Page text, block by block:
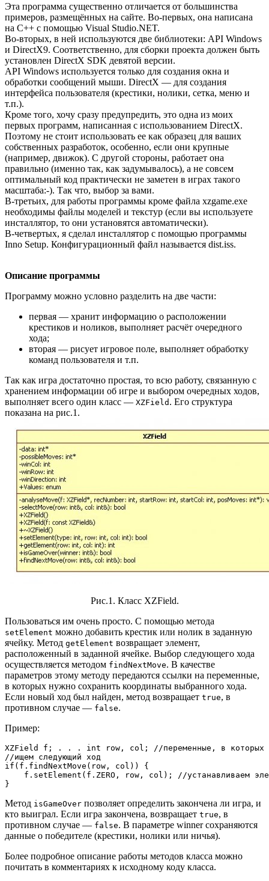
Эта программа существенно отличается от большинства
примеров, размещённых на сайте. Во-первых, она написана
на С++ с помощью Visual Studio.NET.
Во-вторых, в ней используются две библиотеки: API Windows
и DirectX9. Соответственно, для сборки проекта должен быть
установлен DirectX SDK девятой версии.
API Windows используется только для создания окна и
обработки сообщений мыши. DirectX — для создания
интерфейса пользователя (крестики, нолики, сетка, меню и
т.п.).
Кроме того, хочу сразу предупредить, это одна из моих
первых программ, написанная с использованием DirectX.
Поэтому не стоит использовать ее как образец для ваших
собственных разработок, особенно, если они крупные
(например, движок). С другой стороны, работает она
правильно (именно так, как задумывалось), а не совсем
оптимальный код практически не заметен в играх такого
масштаба:-). Так что, выбор за вами.
В-третьих, для работы программы кроме файла xzgame.exe
необходимы файлы моделей и текстур (если вы используете
инсталлятор, то они установятся автоматически).
В-четвертых, я сделал инсталлятор с помощью программы
Inno Setup. Конфигурационный файл называется dist.iss.
Описание программы
Программу можно условно разделить на две части:
первая — хранит информацию о расположении
крестиков и ноликов, выполняет расчёт очередного
хода;
вторая — рисует игровое поле, выполняет обработку
команд пользователя и т.п.
Так как игра достаточно простая, то всю работу, связанную с
хранением информации об игре и выбором очередных ходов,
выполняет всего один класс — XZField . Его структура
показана на рис.1.
Рис.1. Класс XZField.
Пользоваться им очень просто. С помощью метода
setElement можно добавить крестик или нолик в заданную
ячейку. Метод getElement возвращает элемент,
расположенный в заданной ячейке. Выбор следующего хода
осуществляется методом findNextMove. В качестве
параметров этому методу передаются ссылки на переменные,
в которых нужно сохранить координаты выбранного хода.
Если новый ход был найден, метод возвращает true, в
противном случае — false.
Пример:
XZField f; . . . int row, col; //переменные, в которых
//ищем следующий ход
if(f.findNextMove(row, col)) {
f.setElement(f.ZERO, row, col); //устанавливаем
}
Метод isGameOver позволяет определить закончена ли игра, и
кто выиграл. Если игра закончена, возвращает true, в
противном случае — false. В параметре winner сохраняются
данные о победителе (крестики, нолики или ничья).
Более подробное описание работы методов класса можно
почитать в комментариях к исходному коду класса.